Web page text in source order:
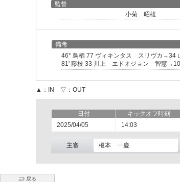
監督
小菊 昭雄
備考
46* 鳥栖 77 ヴィキンタス スリヴカ→34
81' 藤枝 33 川上 エドオジョン 智慧→10
▲：IN ▽：OUT
日付 キックオフ時刻
2025/04/05
14:03
主審 榎本 一慶
戻る